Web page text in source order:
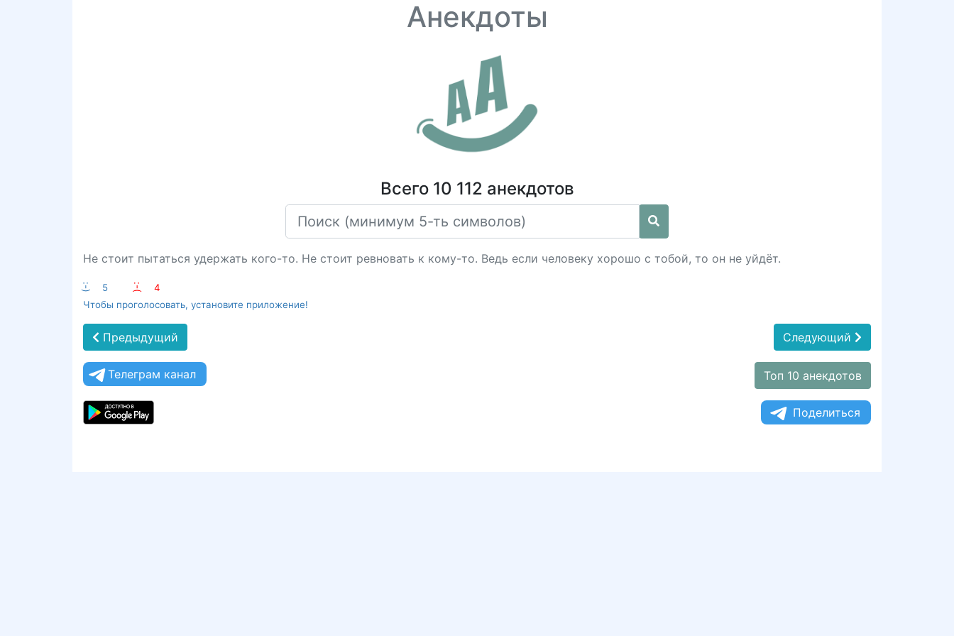
Анекдоты
Всего 10 112 анекдотов
Не стоит пытаться удержать кого-то. Не стоит ревновать к кому-то. Ведь если человеку хорошо с тобой, то он не уйдёт.
:-) 5 :-(
4
Чтобы проголосовать, установите приложение!
Предыдущий Следующий
Телеграм канал Топ 10 анекдотов
Поделиться